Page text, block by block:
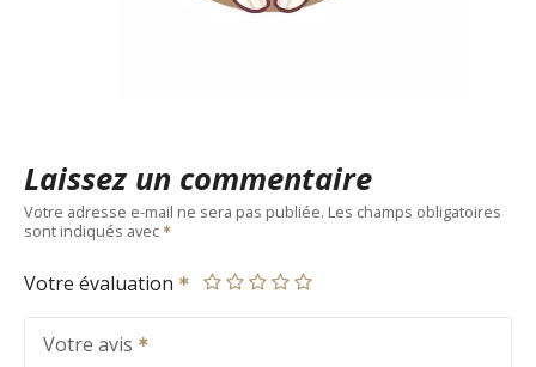
Laissez un commentaire
Votre adresse e-mail ne sera pas publiée. Les champs obligatoires
sont indiqués avec
Votre évaluation
Votre avis